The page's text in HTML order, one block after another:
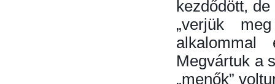
kezdődött,
„verjük
Megvártuk a
„menők”